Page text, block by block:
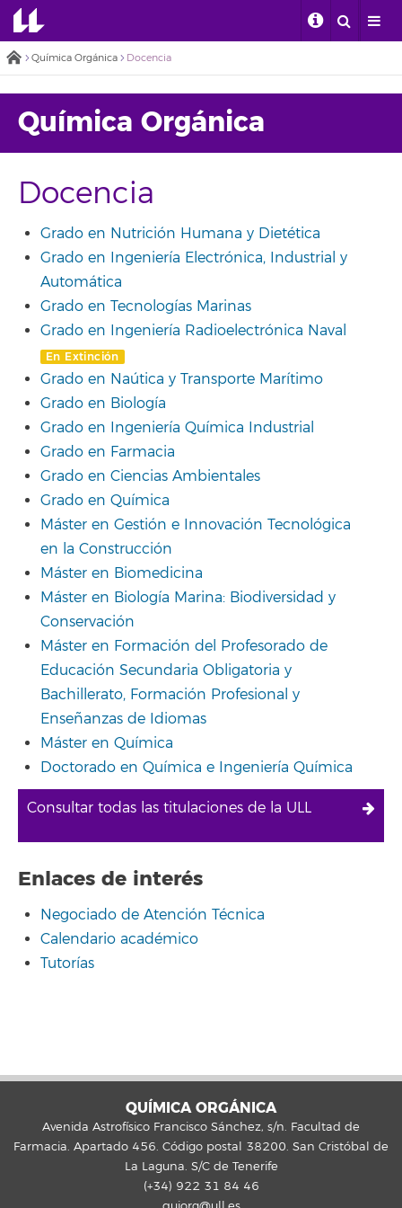
Química Orgánica Docencia
Química Orgánica
Docencia
Grado en Nutrición Humana y Dietética
Grado en Ingeniería Electrónica, Industrial y
Automática
Grado en Tecnologías Marinas
Grado en Ingeniería Radioelectrónica Naval
En Extinción
Grado en Naútica y Transporte Marítimo
Grado en Biología
Grado en Ingeniería Química Industrial
Grado en Farmacia
Grado en Ciencias Ambientales
Grado en Química
Máster en Gestión e Innovación Tecnológica
en la Construcción
Máster en Biomedicina
Máster en Biología Marina: Biodiversidad y
Conservación
Máster en Formación del Profesorado de
Educación Secundaria Obligatoria y
Bachillerato, Formación Profesional y
Enseñanzas de Idiomas
Máster en Química
Doctorado en Química e Ingeniería Química
Consultar todas las titulaciones de la ULL
Enlaces de interés
Negociado de Atención Técnica
Calendario académico
Tutorías
QUÍMICA ORGÁNICA
Avenida Astrofísico Francisco Sánchez, s/n. Facultad de
Farmacia. Apartado 456. Código postal 38200. San Cristóbal de
La Laguna. S/C de Tenerife
(+34) 922 31 84 46